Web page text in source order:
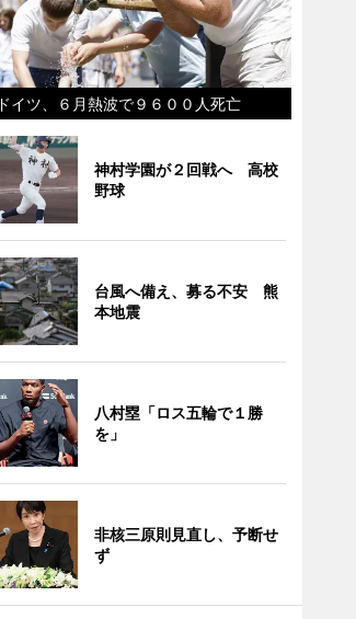
ドイツ、６月熱波で９６００人死亡
神村学園が２回戦へ 高校
野球
台風へ備え、募る不安 熊
本地震
八村塁「ロス五輪で１勝
を」
非核三原則見直し、予断せ
ず